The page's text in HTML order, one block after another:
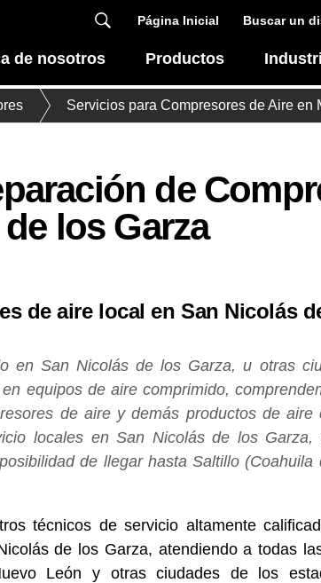
Página Inicial Buscar un
de nosotros Productos
Servicios para Compresores de Aire en
de
los Garza
de aire local en San Nicolás
en San Nicolás de los Garza, u otras
equipos de aire comprimido,
de aire y demás productos de aire
locales en San Nicolás de los Garza,
de llegar hasta Saltillo (Coahuila
técnicos de servicio altamente
de los Garza, atendiendo a todas
León y otras ciudades de los